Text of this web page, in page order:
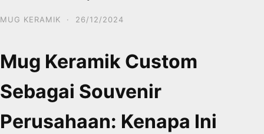
MUG KERAMIK · 26/12/2024
Mug Keramik Custom
Sebagai Souvenir
Perusahaan: Kenapa Ini